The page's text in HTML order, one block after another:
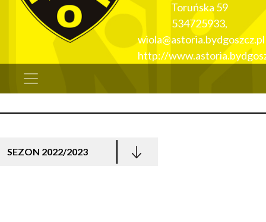
Toruńska 59
534725933,
wiola@astoria.bydgoszcz.pl
http://
SEZON 2022/2023